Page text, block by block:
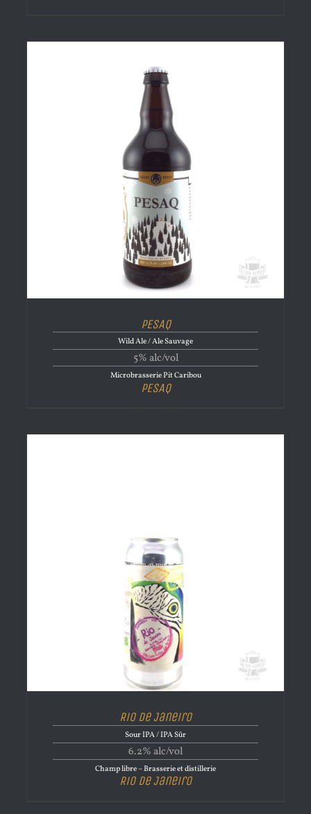
PESAQ
Wild Ale / Ale Sauvage
5% alc/vol
Microbrasserie Pit Caribou
PESAQ
Rio de Janeiro
Sour IPA / IPA Sûr
6.2% alc/vol
Champ libre – Brasserie et distillerie
Rio de Janeiro